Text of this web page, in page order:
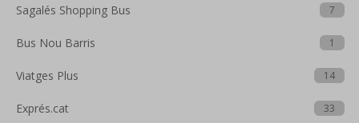
Sagalés Shopping Bus 7
Bus Nou Barris 1
Viatges Plus 14
Exprés.cat 33